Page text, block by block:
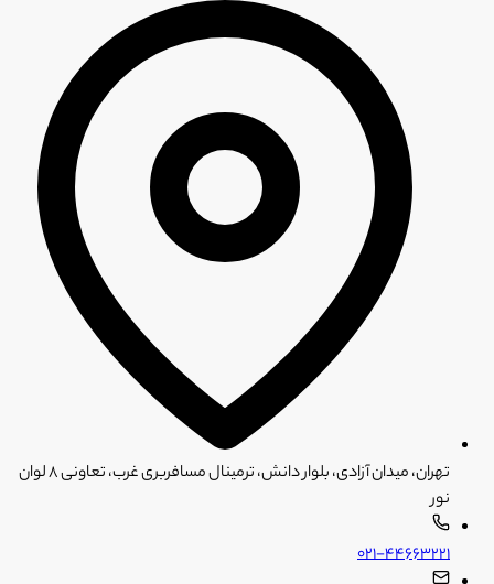
تهران، میدان آزادی، بلوار دانش، ترمینال مسافربری غرب، تعاونی ۸ لوان
نور
۰۲۱-۴۴۶۶۳۲۲۱